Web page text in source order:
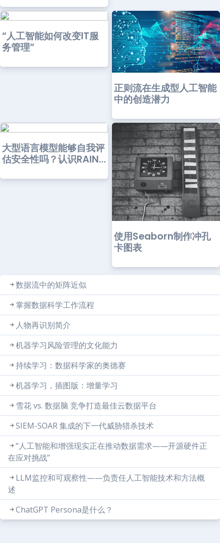
“人工智能如何改变IT服
务管理”
正则流在生成型人工智能
中的创造潜力
大型语言模型能够自我评
估安全性吗？认识RAIN...
使用Seaborn制作冲孔
卡图表
数据流中的矩阵近似
掌握数据科学工作流程
人物再识别简介
机器学习风险管理的文化能力
持续学习：数据科学家的奥德赛
机器学习，插图版：增量学习
雪花 vs. 数据脑 竞争打造最佳云数据平台
SIEM-SOAR 集成的下一代威胁猎杀技术
“人工智能和增强现实正在推动数据需求——开源硬件正
在应对挑战”
LLM监控和可观察性——负责任人工智能技术和方法概
述
ChatGPT Persona是什么？